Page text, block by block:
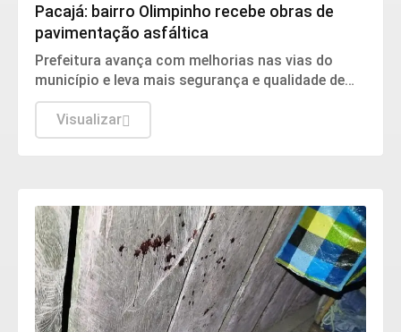
Pacajá: bairro Olimpinho recebe obras de
pavimentação asfáltica
Prefeitura avança com melhorias nas vias do
município e leva mais segurança e qualidade de
vida aos moradores
Visualizar